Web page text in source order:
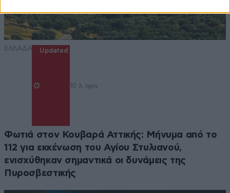
ΕΛΛΑΔΑ Updated
10 λ. πριν
Φωτιά στον Κουβαρά Αττικής: Μήνυμα από το
112 για εκκένωση του Αγίου Στυλιανού,
ενισχύθηκαν σημαντικά οι δυνάμεις της
Πυροσβεστικής